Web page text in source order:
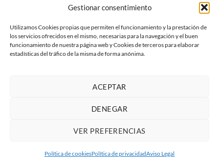
Gestionar consentimiento
Utilizamos Cookies propias que permiten el funcionamiento y la prestación de
los servicios ofrecidos en el mismo, necesarias para la navegación y el buen
funcionamiento de nuestra página web y Cookies de terceros para elaborar
estadísticas del tráfico de la misma de forma anónima.
ACEPTAR
DENEGAR
VER PREFERENCIAS
Política de cookiesPolítica de privacidadAviso Legal
INFORMACIÓN LEGAL
Aviso Legal
Copyright 2026 ©Keyboard Next S.L.